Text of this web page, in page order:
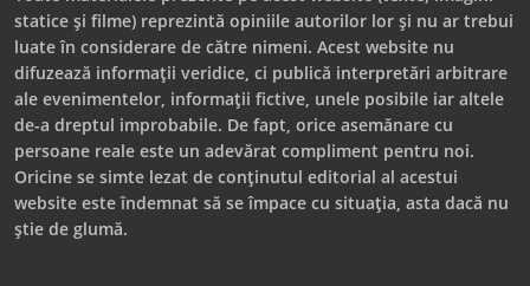
statice și filme) reprezintă opiniile autorilor lor și nu ar trebui
luate în considerare de către nimeni. Acest website nu
difuzează informații veridice, ci publică interpretări arbitrare
ale evenimentelor, informații fictive, unele posibile iar altele
de-a dreptul improbabile. De fapt, orice asemănare cu
persoane reale este un adevărat compliment pentru noi.
Oricine se simte lezat de conținutul editorial al acestui
website este îndemnat să se împace cu situația, asta dacă nu
știe de glumă.